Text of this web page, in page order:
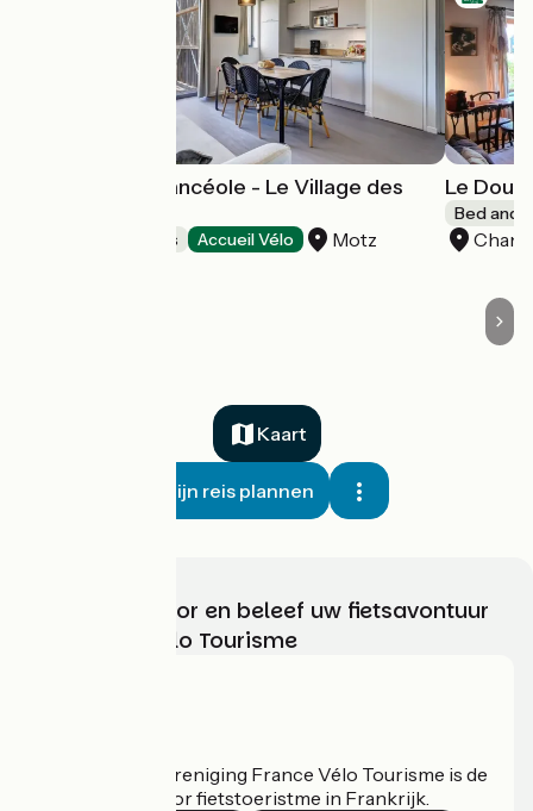
Residence Vacancéole - Le Village des
Holiday residences Accueil Vélo Motz
Le
Bed and
Kaart
Mijn reis plannen
Kies, bereid voor en beleef uw fietsavontuur
met France Vélo Tourisme
De nationale vereniging France Vélo Tourisme is de
officiële gids voor fietstoeristme in Frankrijk.